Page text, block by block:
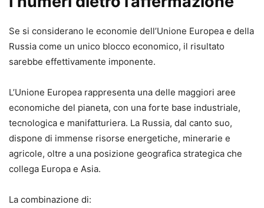
Se si considerano le economie dell’Unione Europea e della
Russia come un unico blocco economico, il risultato
sarebbe effettivamente imponente.
L’Unione Europea rappresenta una delle maggiori aree
economiche del pianeta, con una forte base industriale,
tecnologica e manifatturiera. La Russia, dal canto suo,
dispone di immense risorse energetiche, minerarie e
agricole, oltre a una posizione geografica strategica che
collega Europa e Asia.
La combinazione di: